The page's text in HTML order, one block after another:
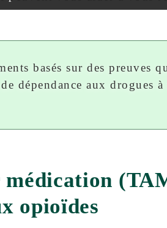
basés sur des preuves
dépendance aux drogues
médication
opioïdes